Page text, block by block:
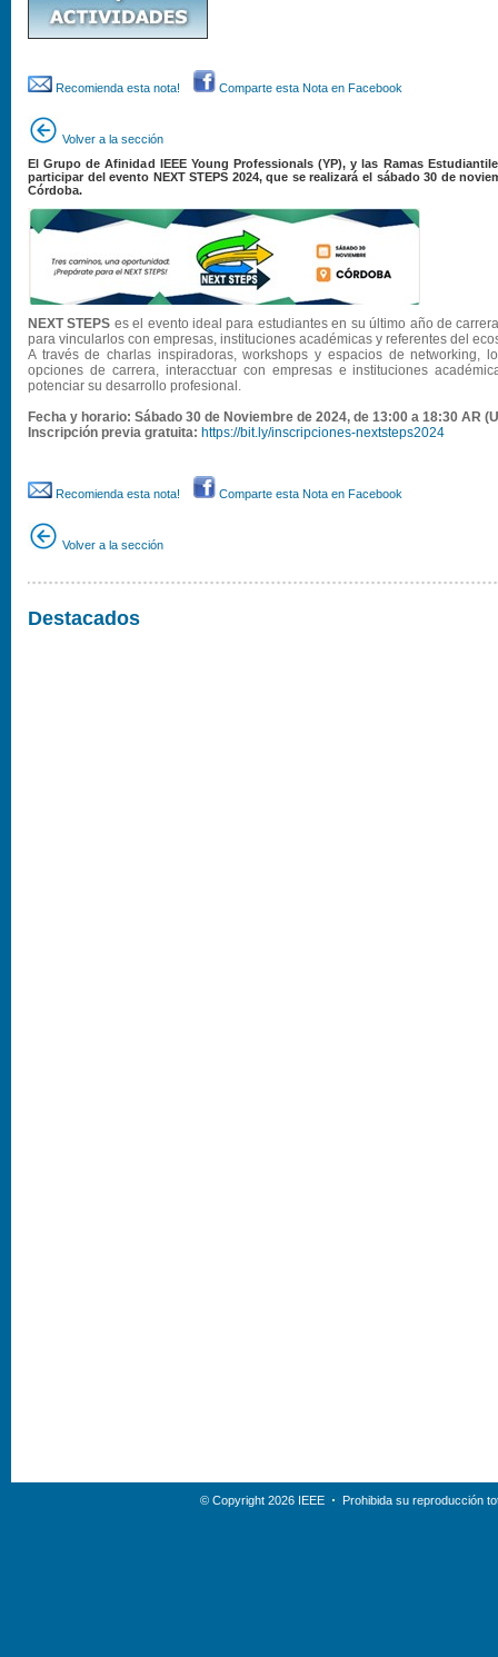
Recomienda esta nota! Comparte esta Nota en Facebook
Volver a la sección
El Grupo de Afinidad IEEE Young Professionals (YP), y las Ramas
participar del evento NEXT STEPS 2024, que se realizará el sábado 30 de
Córdoba.
NEXT STEPS es el evento ideal para estudiantes en su último año de
para vincularlos con empresas, instituciones académicas y referentes del
A través de charlas inspiradoras, workshops y espacios de networking,
opciones de carrera, interacctuar con empresas e instituciones
potenciar su desarrollo profesional.
Fecha y horario: Sábado 30 de Noviembre de 2024, de 13:00 a 18:30 AR
Inscripción previa gratuita: https://bit.ly/inscripciones-nextsteps2024
Recomienda esta nota! Comparte esta Nota en Facebook
Volver a la sección
Destacados
© Copyright 2026 IEEE Prohibida su reproducción